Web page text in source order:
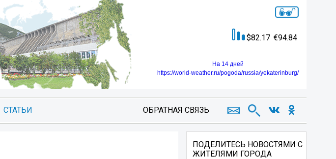
82.17 94.84
На 14 дней
https://world-weather.ru/pogoda/russia/yekaterinburg/
СТАТЬИ ОБРАТНАЯ СВЯЗЬ
ПОДЕЛИТЕСЬ НОВОСТЯМИ С
ЖИТЕЛЯМИ ГОРОДА